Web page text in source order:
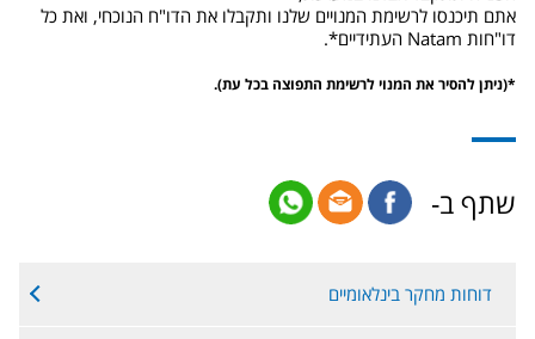
אתם תיכנסו לרשימת המנויים שלנו ותקבלו את הדו"ח הנוכחי, ואת כל
דו"חות Natam העתידיים*.
*(ניתן להסיר את המנוי לרשימת התפוצה בכל עת).
שתף ב-
דוחות מחקר בינלאומיים